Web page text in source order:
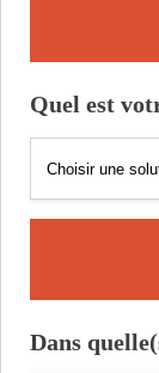
Quel est
Dans